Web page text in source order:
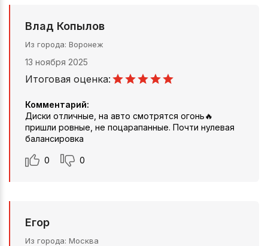
Влад Копылов
Из города Воронеж
13 ноября 2025
Итоговая оценка:
Комментарий:
Диски отличные, на авто смотрятся огонь🔥
пришли ровные, не поцарапанные. Почти нулевая
балансировка
0 0
Егор
Из города Москва